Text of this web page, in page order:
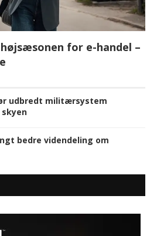
for e-handel –
udbredt militærsystem
bedre videndeling om